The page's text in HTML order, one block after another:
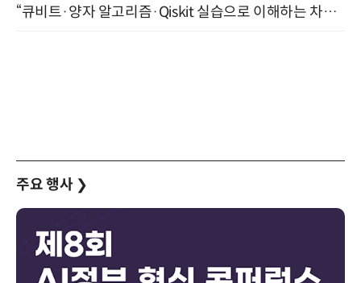
“큐비트·양자 알고리즘·Qiskit 실습으로 이해하는 차세대 컴퓨팅” (8/28)
주요 행사 ❯